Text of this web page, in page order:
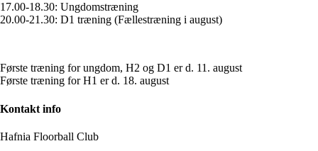
17.00-18.30: Ungdomstræning
20.00-21.30: D1 træning (Fællestræning i august)
Første træning for ungdom, H2 og D1 er d. 11. august
Første træning for H1 er d. 18. august
Kontakt info
Hafnia Floorball Club